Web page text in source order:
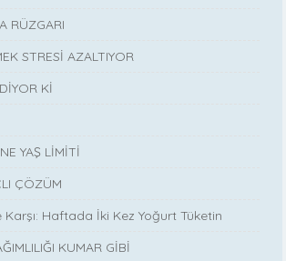
RÜZGARI
STRESİ AZALTIYOR
Kİ
YAŞ LİMİTİ
ÇÖZÜM
Haftada İki Kez Yoğurt Tüketin
KUMAR GİBİ